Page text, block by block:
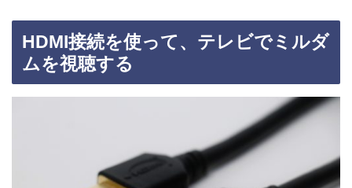
HDMI接続を使って、テレビでミルダ
ムを視聴する